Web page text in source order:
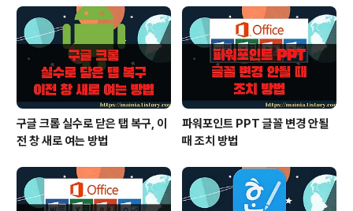
구글 크롬 실수로 닫은 탭 복구, 이
전 창 새로 여는 방법
파워포인트 PPT 글꼴 변경 안될
때 조치 방법